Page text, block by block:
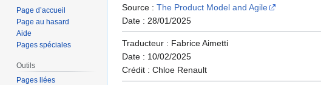
à
la
navigation
à
la
recherche
Source : The Product Model and Agile
Date : 28/01/2025
Traducteur : Fabrice Aimetti
Date : 10/02/2025
Crédit : Chloe Renault
Page d’accueil
Page au hasard
Aide
Pages spéciales
Outils
Pages liées